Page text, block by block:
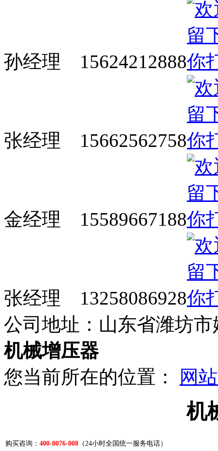
孙经理 15624212888
张经理 15662562758
金经理 15589667188
张经理 13258086928
公司地址：山东省潍坊
机械增压器
您当前所在的位置：
网
机
购买咨询： 400-0076-008 （24小时全国统一服务电话）